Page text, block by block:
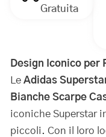
Gratuita
Design Iconico per
Le Adidas
Bianche Scarpe
iconiche Superstar
piccoli. Con il loro